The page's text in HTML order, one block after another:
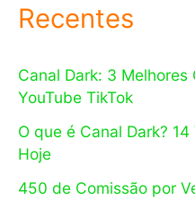
Recentes
Canal Dark: 3
YouTube TikTok
O que é Canal Dark?
Hoje
450 de Comissão por